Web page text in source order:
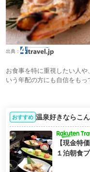
出典：
お食事を特に重視したい人
いう年配の方にも自信をもっ
おすすめ 温泉好きならこ
【現金特
１泊朝食